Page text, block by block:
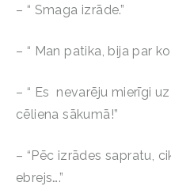
– “ Smaga izrāde.”
– “ Man patika, bija par
– “ Es nevarēju mierīgi
cēliena sākumā!”
– “Pēc izrādes sapratu,
ebrejs….”